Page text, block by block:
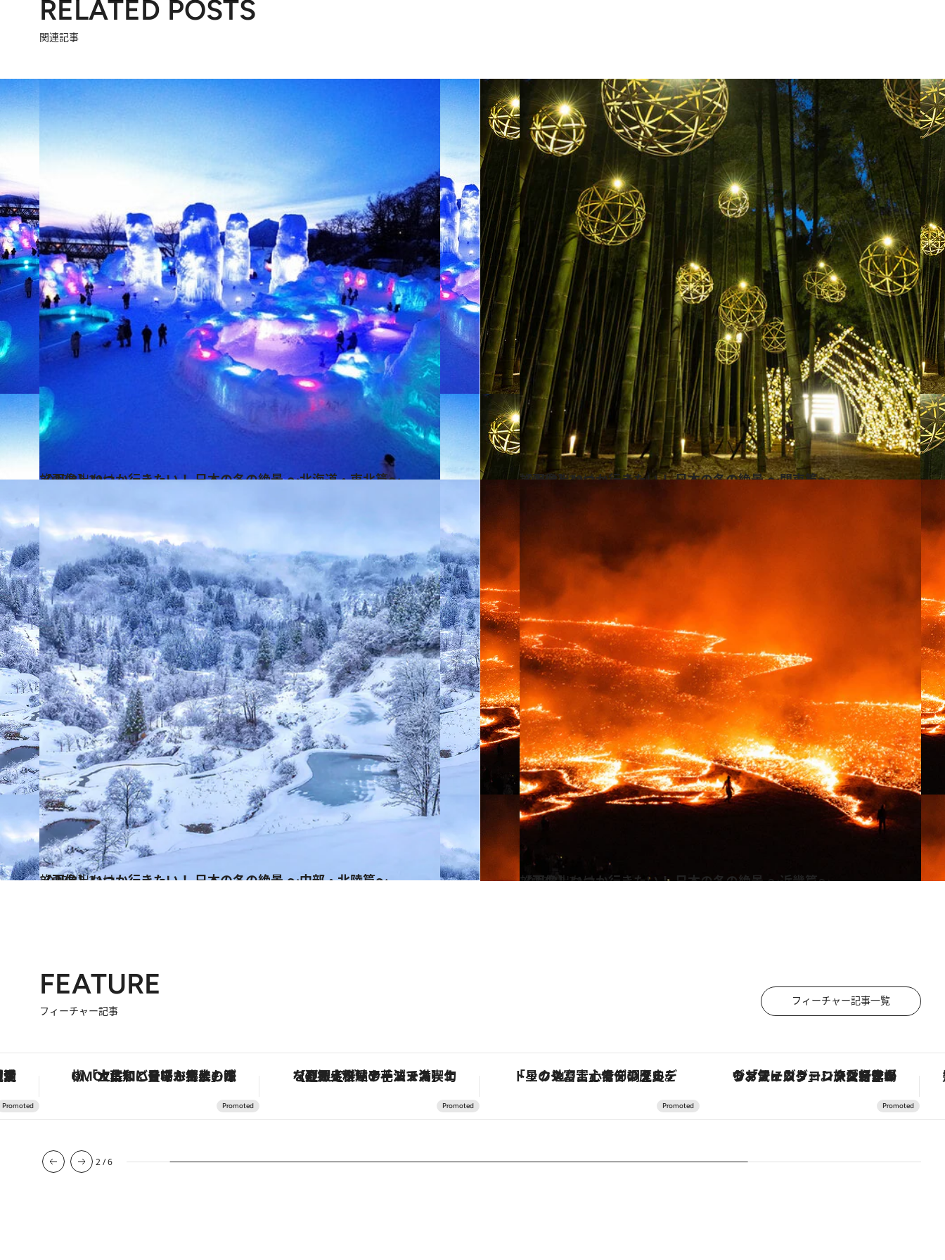
RELATED POSTS
関連記事
2025.12.29
【画像】いつか行きたい！ 日本の冬の絶景 ～北海道・東北篇～
旅＆お出かけ 2025.12.30
【画像】いつか行きたい！ 日本の冬の絶景 ～関東篇～
旅＆お出かけ
2025.12.31
【画像】いつか行きたい！ 日本の冬の絶景 ～中部・北陸篇～
旅＆お出かけ 2025.12.31
【画像】いつか行きたい！ 日本の冬の絶景 ～近畿篇～
旅＆お出かけ
FEATURE
フィーチャー記事
フィーチャー記事一覧
呼ぶ郷土の味 【夏限定ディナーコース】旬を迎える稚鮎や花ズッキーニなどをイタリア・トスカーナの郷土料理の手法で満喫！ 「星のや富士」でデジタルデトックス。冨士信仰の歴史を辿り、心身を調える。 ヴァシュロン・コンスタンタン「オーヴァーシーズ・オートマティック」。旅愛好家のお気に入りコレクションから、ジェンダーレスな新作が登場 【銀座で出合う最旬美容】美髪ケアや上質な眠り…セルフケアのアップデートから、特別な名入れギフトまで。大人のための「ReFa GINZA」クルーズ
3/6